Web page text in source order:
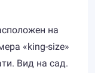
на
«king-size»
Вид на сад.